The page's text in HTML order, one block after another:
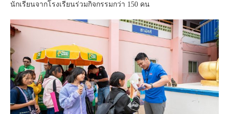
นักเรียนจากโรงเรียนร่วมกิจกรรมกว่า 150 คน